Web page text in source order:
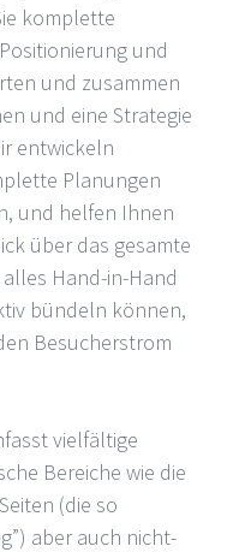
komplette
und
und zusammen
und eine Strategie
entwickeln
Planungen
und helfen Ihnen
über das gesamte
Hand-in-Hand
bündeln können,
Besucherstrom
vielfältige
Bereiche wie die
(die so
aber auch nicht-